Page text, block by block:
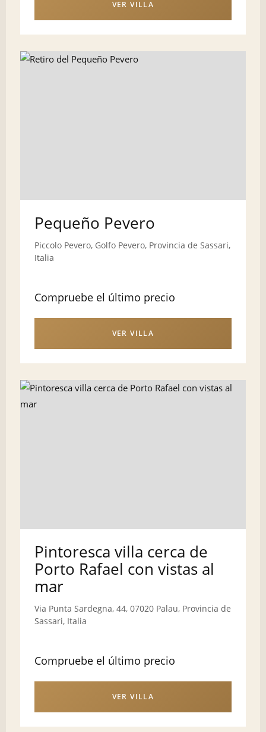
VER VILLA
Pequeño Pevero
Piccolo Pevero, Golfo Pevero, Provincia de Sassari,
Italia
Compruebe el último precio
VER VILLA
Pintoresca villa cerca de
Porto Rafael con vistas al
mar
Via Punta Sardegna, 44, 07020 Palau, Provincia de
Sassari, Italia
Compruebe el último precio
VER VILLA